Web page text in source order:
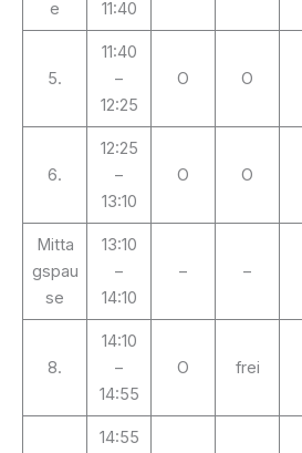
e 11:40
5.
11:40
–
12:25
O O
6.
12:25
–
13:10
O O
Mitta
gspau
se
13:10
–
14:10
– –
8.
14:10
–
14:55
O frei
14:55